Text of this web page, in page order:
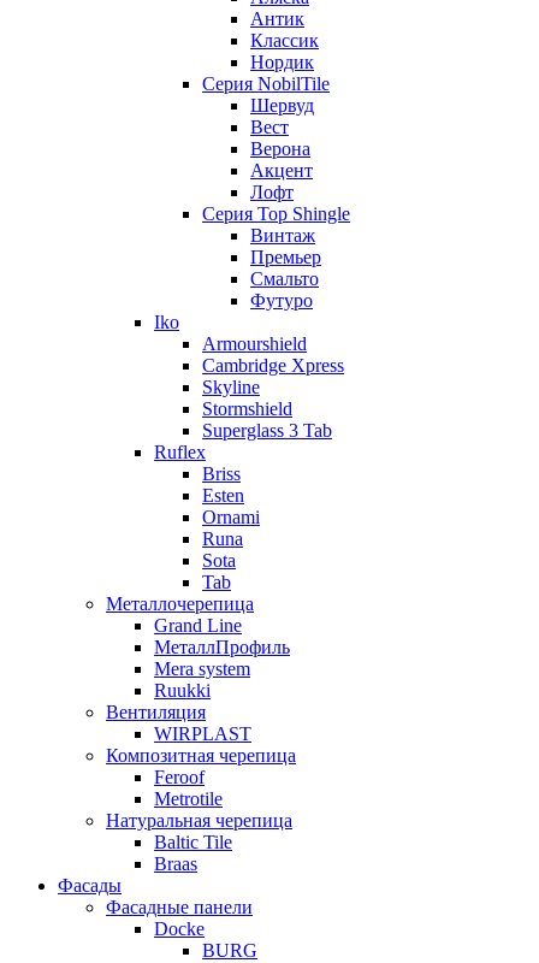
Антик
Классик
Нордик
Серия NobilTile
Шервуд
Вест
Верона
Акцент
Лофт
Серия Top Shingle
Винтаж
Премьер
Смальто
Футуро
Iko
Armourshield
Cambridge Xpress
Skyline
Stormshield
Superglass 3 Tab
Ruflex
Briss
Esten
Ornami
Runa
Sota
Tab
Металлочерепица
Grand Line
МеталлПрофиль
Mera system
Ruukki
Вентиляция
WIRPLAST
Композитная черепица
Feroof
Metrotile
Натуральная черепица
Baltic Tile
Braas
Фасады
Фасадные панели
Docke
BURG